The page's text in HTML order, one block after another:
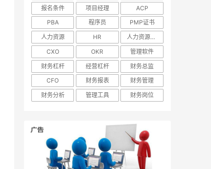
报名条件
项目经理
ACP
PBA
程序员
PMP证书
人力资源
HR
人力资源管理
CXO
OKR
管理软件
财务杠杆
经营杠杆
财务总监
CFO
财务报表
财务管理
财务分析
管理工具 财务岗位